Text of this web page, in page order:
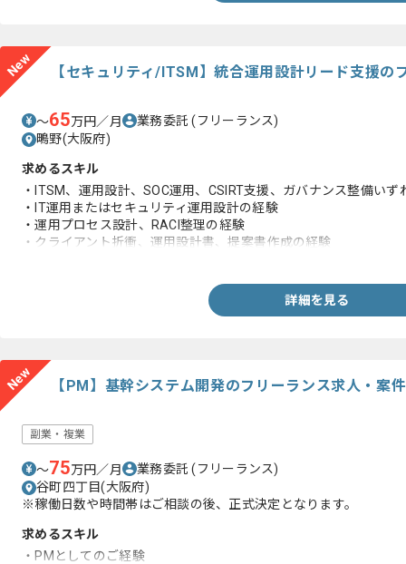
New 【セキュリティ/ITSM】統合運用設計リード支援の
〜65万円／月 業務委託(フリーランス)
鴫野(大阪府)
求めるスキル
・ITSM、運用設計、SOC運用、CSIRT支援、ガバナンス整備い
・IT運用またはセキュリティ運用設計の経験
・運用プロセス設計、RACI整理の経験
・クライアント折衝、運用設計書、提案書作成の経験
詳細を見る
New 【PM】基幹システム開発のフリーランス求人・案件
副業・複業
〜75万円／月 業務委託(フリーランス)
谷町四丁目(大阪府)
※稼働日数や時間帯はご相談の後、正式決定となります。
求めるスキル
・PMとしてのご経験